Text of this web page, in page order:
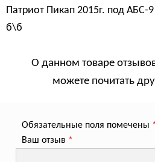
Патриот Пикап 2015г. под АБС-
б\б
О данном товаре
можете почитать
Обязательные поля помечены *
Ваш отзыв *